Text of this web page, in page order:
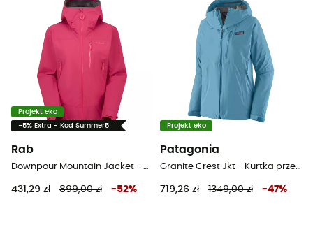
Projekt eko
-5% Extra - Kod Summer5
Rab
Downpour Mountain Jacket - Kurtka z membraną damska
431,29 zł 899,00 zł -52%
Projekt eko
Patagonia
Granite Crest Jkt - Kurtka przeciwdeszczowa damska
719,26 zł 1349,00 zł -47%